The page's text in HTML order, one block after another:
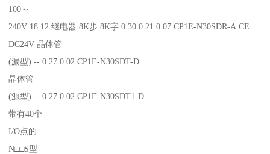
100～
240V 18 12 继电器 8K步 8K字 0.30 0.21 0.07 CP1E-N30SDR-A CE
DC24V 晶体管
(漏型) -- 0.27 0.02 CP1E-N30SDT-D
晶体管
(源型) -- 0.27 0.02 CP1E-N30SDT1-D
带有40个
I/O点的
N□□S型